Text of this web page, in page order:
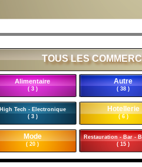
TOUS LES
Alimentaire
( 3 )
Autre
( 38 )
High Tech - Electronique
( 3 )
Hotellerie
( 6 )
Mode
( 20 )
Restauration - Bar -
( 15 )